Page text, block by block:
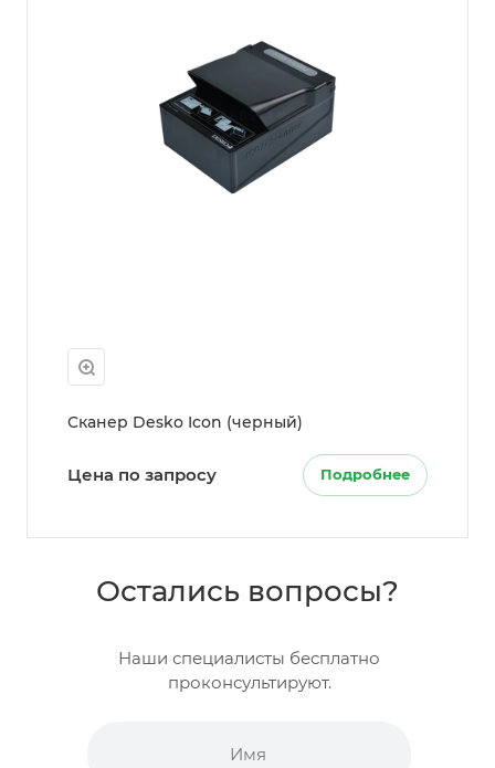
Сканер Desko Icon (черный)
Цена по запросу Подробнее
Остались вопросы?
Наши специалисты бесплатно
проконсультируют.